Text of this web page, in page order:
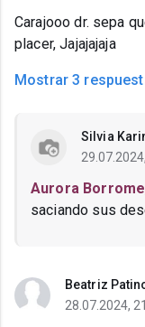
Carajooo dr. sepa
placer, Jajajajaja
Mostrar 3
Silvia
Aurora Borrome
saciando sus
Beatriz
28.07.2024,